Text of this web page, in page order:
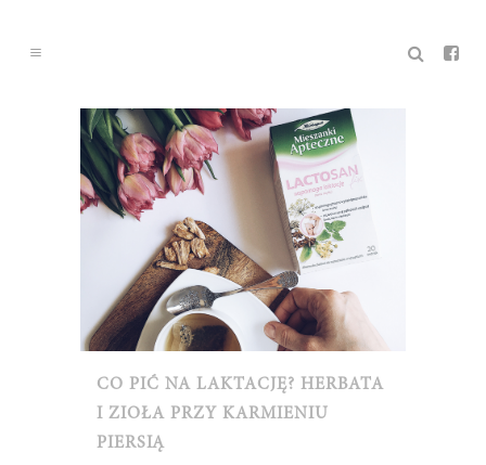
CO PIĆ NA LAKTACJĘ? HERBATA
I ZIOŁA PRZY KARMIENIU
PIERSIĄ